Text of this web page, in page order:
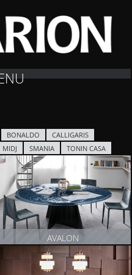
BONALDO
CALLIGARIS
MIDJ SMANIA TONIN CASA
AVALON
ZOBACZ PRODUKT